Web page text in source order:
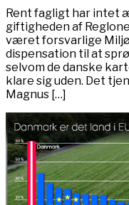
Rent fagligt har intet
giftigheden af
været forsvarlige
dispensation til at
selvom de danske
klare sig uden. Det
Magnus […]